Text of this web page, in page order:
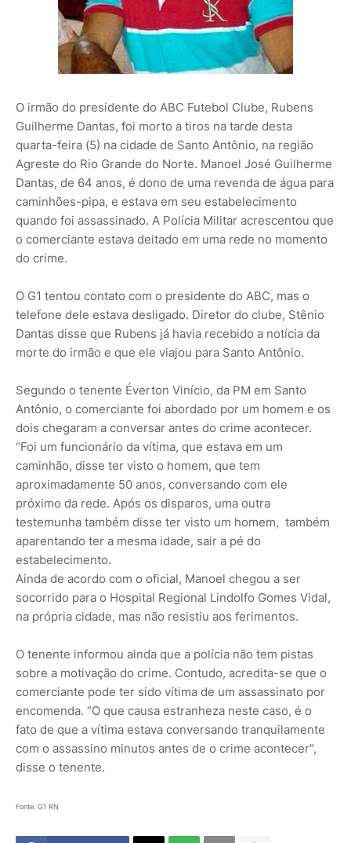
O irmão do presidente do ABC Futebol Clube, Rubens
Guilherme Dantas, foi morto a tiros na tarde desta
quarta-feira (5) na cidade de Santo Antônio, na região
Agreste do Rio Grande do Norte. Manoel José Guilherme
Dantas, de 64 anos, é dono de uma revenda de água para
caminhões-pipa, e estava em seu estabelecimento
quando foi assassinado. A Polícia Militar acrescentou que
o comerciante estava deitado em uma rede no momento
do crime.
O G1 tentou contato com o presidente do ABC, mas o
telefone dele estava desligado. Diretor do clube, Stênio
Dantas disse que Rubens já havia recebido a notícia da
morte do irmão e que ele viajou para Santo Antônio.
Segundo o tenente Éverton Vinício, da PM em Santo
Antônio, o comerciante foi abordado por um homem e os
dois chegaram a conversar antes do crime acontecer.
“Foi um funcionário da vítima, que estava em um
caminhão, disse ter visto o homem, que tem
aproximadamente 50 anos, conversando com ele
próximo da rede. Após os disparos, uma outra
testemunha também disse ter visto um homem, também
aparentando ter a mesma idade, sair a pé do
estabelecimento.
Ainda de acordo com o oficial, Manoel chegou a ser
socorrido para o Hospital Regional Lindolfo Gomes Vidal,
na própria cidade, mas não resistiu aos ferimentos.
O tenente informou ainda que a polícia não tem pistas
sobre a motivação do crime. Contudo, acredita-se que o
comerciante pode ter sido vítima de um assassinato por
encomenda. “O que causa estranheza neste caso, é o
fato de que a vítima estava conversando tranquilamente
com o assassino minutos antes de o crime acontecer",
disse o tenente.
Fonte: G1 RN